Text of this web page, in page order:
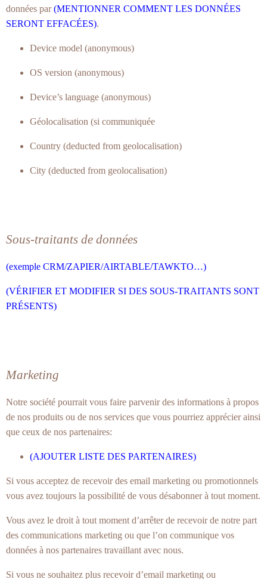
données par(MENTIONNER COMMENT LES DONNÉES
SERONT EFFACÉES).
Device model (anonymous)
OS version (anonymous)
Device’s language (anonymous)
Géolocalisation (si communiquée
Country (deducted from geolocalisation)
City (deducted from geolocalisation)
Sous-traitants de données
(exemple CRM/ZAPIER/AIRTABLE/TAWKTO…)
(VÉRIFIER ET MODIFIER SI DES SOUS-TRAITANTS SONT
PRÉSENTS)
Marketing
Notre société pourrait vous faire parvenir des informations à propos
de nos produits ou de nos services que vous pourriez apprécier ainsi
que ceux de nos partenaires:
(AJOUTER LISTE DES PARTENAIRES)
Si vous acceptez de recevoir des email marketing ou promotionnels
vous avez toujours la possibilité de vous désabonner à tout moment.
Vous avez le droit à tout moment d’arrêter de recevoir de notre part
des communications marketing ou que l’on communique vos
données à nos partenaires travaillant avec nous.
Si vous ne souhaitez plus recevoir d’email marketing ou